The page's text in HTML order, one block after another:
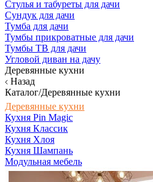
Стулья и табуреты для дачи
Сундук для дачи
Тумба для дачи
Тумбы прикроватные для дачи
Тумбы ТВ для дачи
Угловой диван на дачу
Деревянные кухни
Назад
Каталог/Деревянные кухни
Деревянные кухни
Кухня Pin Magic
Кухня Классик
Кухня Хлоя
Кухня Шампань
Модульная мебель